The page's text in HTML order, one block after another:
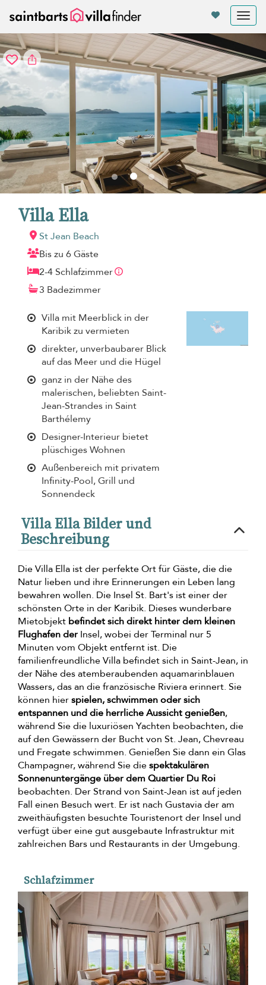
Villa Ella
St Jean Beach
Bis zu 6 Gäste
2-4 Schlafzimmer
3 Badezimmer
Villa mit Meerblick in der
Karibik zu vermieten
direkter, unverbaubarer Blick
auf das Meer und die Hügel
ganz in der Nähe des
malerischen, beliebten Saint-
Jean-Strandes in Saint
Barthélemy
Designer-Interieur bietet
plüschiges Wohnen
Außenbereich mit privatem
Infinity-Pool, Grill und
Sonnendeck
Villa Ella Bilder und
Beschreibung
Die Villa Ella ist der perfekte Ort für Gäste, die die
Natur lieben und ihre Erinnerungen ein Leben lang
bewahren wollen. Die Insel St. Bart's ist einer der
schönsten Orte in der Karibik. Dieses wunderbare
Mietobjekt befindet sich direkt hinter dem kleinen
Flughafen der Insel, wobei der Terminal nur 5
Minuten vom Objekt entfernt ist. Die
familienfreundliche Villa befindet sich in Saint-Jean, in
der Nähe des atemberaubenden aquamarinblauen
Wassers, das an die französische Riviera erinnert. Sie
können hierspielen, schwimmen oder sich
entspannen und die herrliche Aussicht genießen,
während Sie die luxuriösen Yachten beobachten, die
auf den Gewässern der Bucht von St. Jean, Chevreau
und Fregate schwimmen. Genießen Sie dann ein Glas
Champagner, während Sie diespektakulären
Sonnenuntergänge über dem Quartier Du Roi
beobachten. Der Strand von Saint-Jean ist auf jeden
Fall einen Besuch wert. Er ist nach Gustavia der am
zweithäufigsten besuchte Touristenort der Insel und
verfügt über eine gut ausgebaute Infrastruktur mit
zahlreichen Bars und Restaurants in der Umgebung.
Schlafzimmer
Cookie-Einstellungen